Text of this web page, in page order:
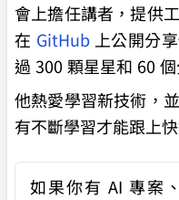
會上擔任講者，提供
在 GitHub上公開分
過 300 顆星星和 60
他熱愛學習新技術，
有不斷學習才能跟上
如果你有AI 專案